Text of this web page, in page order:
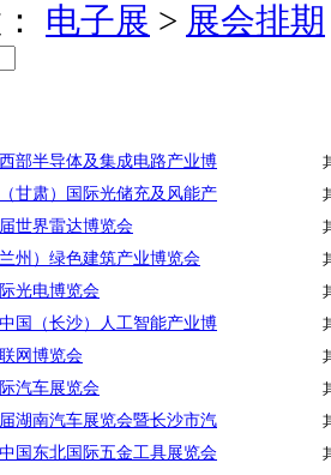
电子展 > 展会排期
部半导体及集成电路产业博
甘肃）国际光储充及风能产
世界雷达博览会
州）绿色建筑产业博览会
光电博览会
国（长沙）人工智能产业博
网博览会
汽车展览会
湖南汽车展览会暨长沙市汽
国东北国际五金工具展览会